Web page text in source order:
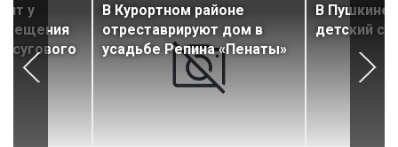
у
В Курортном районе
отреставрируют дом в
усадьбе Репина «Пенаты»
В Пушкине
детский